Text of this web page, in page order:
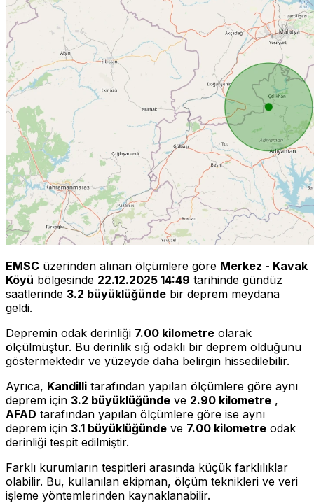
EMSC üzerinden alınan ölçümlere göre Merkez - Kavak
Köyü bölgesinde 22.12.2025 14:49 tarihinde gündüz
saatlerinde 3.2 büyüklüğünde bir deprem meydana
geldi.
Depremin odak derinliği 7.00 kilometre olarak
ölçülmüştür. Bu derinlik sığ odaklı bir deprem olduğunu
göstermektedir ve yüzeyde daha belirgin hissedilebilir.
Ayrıca, Kandilli tarafından yapılan ölçümlere göre aynı
deprem için 3.2 büyüklüğünde ve 2.90 kilometre ,
AFAD tarafından yapılan ölçümlere göre ise aynı
deprem için 3.1 büyüklüğünde ve 7.00 kilometre odak
derinliği tespit edilmiştir.
Farklı kurumların tespitleri arasında küçük farklılıklar
olabilir. Bu, kullanılan ekipman, ölçüm teknikleri ve veri
işleme yöntemlerinden kaynaklanabilir.